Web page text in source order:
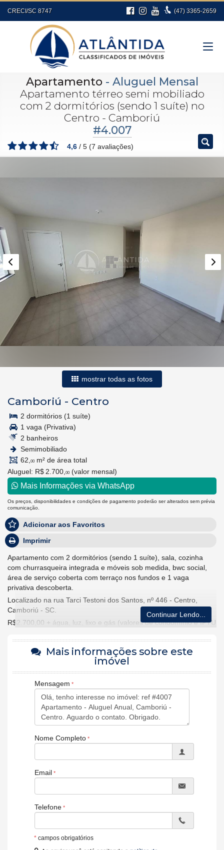
CRECI/SC 8747 (47) 3365-2659
Apartamento - Aluguel Mensal
Apartamento térreo semi mobiliado
com 2 dormitórios (sendo 1 suíte) no
Centro - Camboriú
#4.007
4,6 / 5 (7 avaliações)
mostrar todas as fotos
Camboriú - Centro
2 dormitórios (1 suíte)
1 vaga (Privativa)
2 banheiros
Semimobiliado
62, 00 m² de área total
Aluguel: R$ 2.700, 00 (valor mensal)
Mais Informações via WhatsApp
Os preços, disponibilidades e condições de pagamento poderão ser alterados sem prévia
comunicação.
Adicionar aos Favoritos
Imprimir
Apartamento com 2 dormitórios (sendo 1 suíte), sala, cozinha
com churrasqueira integrada e móveis sob medida, bwc social,
área de serviço coberta com terraço nos fundos e 1 vaga
privativa descoberta.
Localizado na rua Tarci Testoni dos Santos, nº 446 - Centro,
Camboriú - SC.
R$2.700,00 + água, luz, lixo e gás (valores de condomínio e IPTU
Continuar Lendo...
Mais informações sobre este
imóvel
Mensagem
Nome Completo
Email
Telefone
* campos obrigatórios